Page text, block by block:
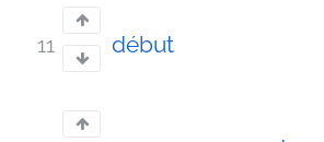
11 début